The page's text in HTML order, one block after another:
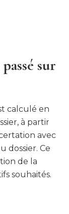
sur
calculé en
à partir
avec
dossier. Ce
de la
souhaités.